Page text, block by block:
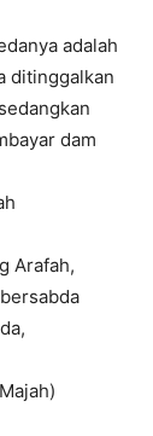
adalah
ditinggalkan
dam
Arafah,